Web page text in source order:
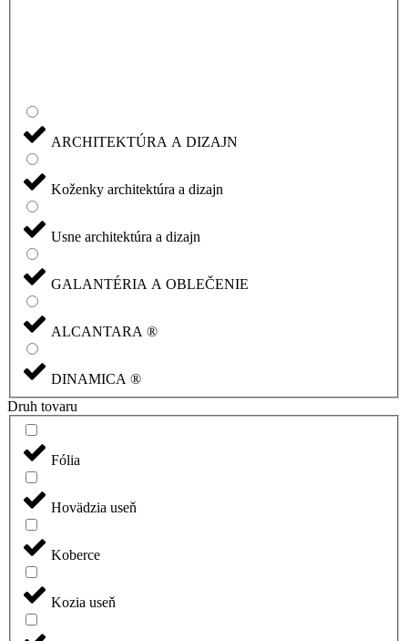
ARCHITEKTÚRA A DIZAJN
Koženky architektúra a dizajn
Usne architektúra a dizajn
GALANTÉRIA A OBLEČENIE
ALCANTARA ®
DINAMICA ®
Druh tovaru
Fólia
Hovädzia useň
Koberce
Kozia useň